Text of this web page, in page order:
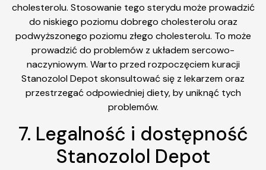
cholesterolu. Stosowanie tego sterydu może prowadzić
do niskiego poziomu dobrego cholesterolu oraz
podwyższonego poziomu złego cholesterolu. To może
prowadzić do problemów z układem sercowo-
naczyniowym. Warto przed rozpoczęciem kuracji
Stanozolol Depot skonsultować się z lekarzem oraz
przestrzegać odpowiedniej diety, by uniknąć tych
problemów.
7. Legalność i dostępność
Stanozolol Depot